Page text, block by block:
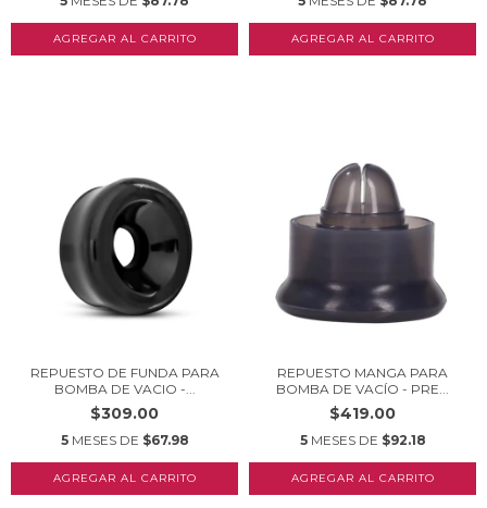
REPUESTO DE FUNDA PARA
BOMBA DE VACIO -...
$309.00
5 MESES DE $67.98
REPUESTO MANGA PARA
BOMBA DE VACÍO - PRE...
$419.00
5 MESES DE $92.18